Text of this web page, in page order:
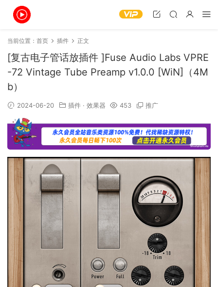
当前位置： 首页 插件 正文
[复古电子管话放插件 ]Fuse Audio Labs VPRE
-72 Vintage Tube Preamp v1.0.0 [WiN]（4M
b）
2024-06-20 插件 · 效果器 453 推广